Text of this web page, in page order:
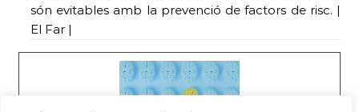
són evitables amb la prevenció de factors de risc. |
El Far |